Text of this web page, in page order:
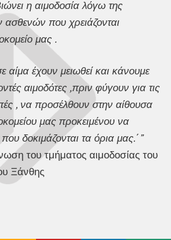
η αιμοδοσία λόγω της
που χρειάζονται
μας .
αίμα έχουν μειωθεί και κάνουμε
αιμοδότες ,πριν φύγουν για τις
, να προσέλθουν στην αίθουσα
μας προκειμένου να
δοκιμάζονται τα όρια μας.΄”
του τμήματος αιμοδοσίας του
Ξάνθης